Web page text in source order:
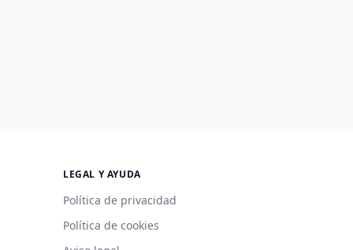
LEGAL Y AYUDA
Política de privacidad
Política de cookies